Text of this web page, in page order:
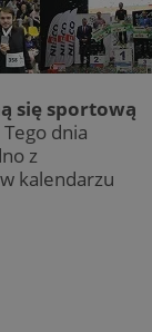
się sportową
Tego dnia
z
kalendarzu